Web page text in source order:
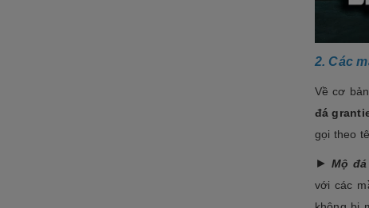
2. Các
Về cơ
đá
gọi theo
► Mộ
với các